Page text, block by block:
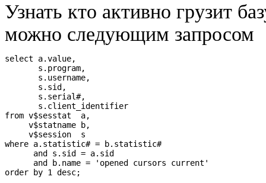
Узнать кто активно грузит
можно следующим запросом
select a.value,
       s.program,
       s.username,
       s.sid,
       s.serial#,
       s.client_identifier
from v$sesstat  a,
     v$statname b,
     v$session  s
where a.statistic# = b.statistic#
      and s.sid = a.sid
      and b.name = 'opened cursors current'
order by 1 desc;